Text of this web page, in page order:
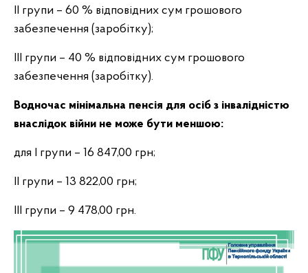
ІІ групи – 60 % відповідних сум грошового
забезпечення (заробітку);
ІІІ групи – 40 % відповідних сум грошового
забезпечення (заробітку).
Водночас мінімальна пенсія для осіб з інвалідністю
внаслідок війни не може бути меншою:
для І групи – 16 847,00 грн;
ІІ групи – 13 822,00 грн;
ІІІ групи – 9 478,00 грн.